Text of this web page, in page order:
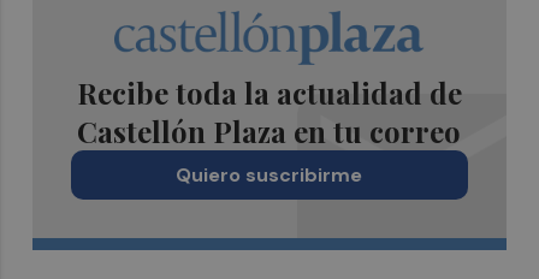
Recibe toda la actualidad de
Castellón Plaza en tu correo
Quiero suscribirme